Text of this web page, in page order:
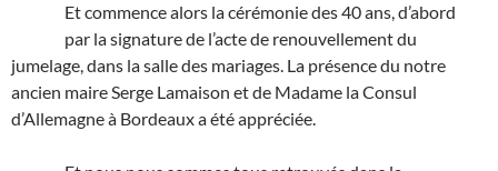
Et commence alors la cérémonie des 40 ans, d’abord
par la signature de l’acte de renouvellement du
jumelage, dans la salle des mariages. La présence du notre
ancien maire Serge Lamaison et de Madame la Consul
d’Allemagne à Bordeaux a été appréciée.